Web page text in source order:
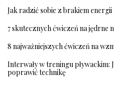
Jak radzić sobie z brakiem
7 skutecznych ćwiczeń na jędrne
8 najważniejszych ćwiczeń na
Interwały w treningu pływackim:
poprawić technikę